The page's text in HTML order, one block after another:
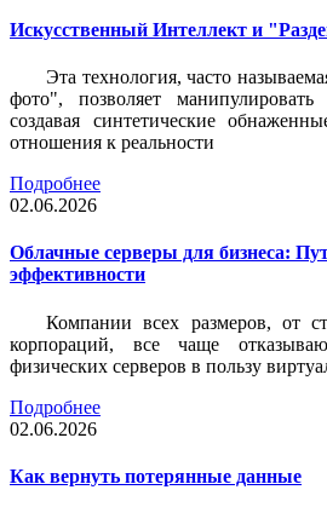
Искусственный Интеллект и
Эта технология, часто
фото", позволяет
создавая синтетические
отношения к реальности
Подробнее
02.06.2026
Облачные серверы для бизнеса:
эффективности
Компании всех размеров, от
корпораций, все чаще
физических серверов в пользу
Подробнее
02.06.2026
Как вернуть потерянные данные